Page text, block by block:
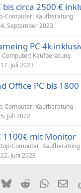
bis circa 2500 €
Computer: Kaufberatung
September 2023
PC 4k
Computer: Kaufberatung
17. Juli 2023
Office PC bis
Computer: Kaufberatung
5. Juli 2022
1100€ mit Monitor
Computer: Kaufberatung
22. Juni 2023
(Twitter)
BlueskyReddit E-